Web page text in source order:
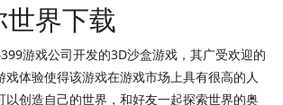
界下载
游戏公司开发的3D沙盒游戏，其广受欢迎的
戏体验使得该游戏在游戏市场上具有很高的人
以创造自己的世界，和好友一起探索世界的奥